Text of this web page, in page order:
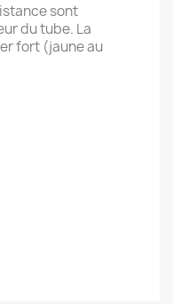
sont
du tube. La
fort (jaune au